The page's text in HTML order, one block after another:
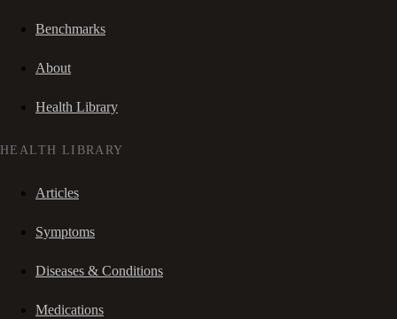
Benchmarks
About
Health Library
HEALTH LIBRARY
Articles
Symptoms
Diseases & Conditions
Medications